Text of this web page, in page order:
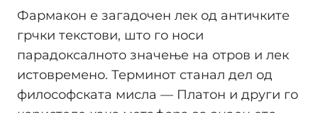
Фармакон е загадочен лек од античките
грчки текстови, што го носи
парадоксалното значење на отров и лек
истовремено. Терминот станал дел од
философската мисла — Платон и други го